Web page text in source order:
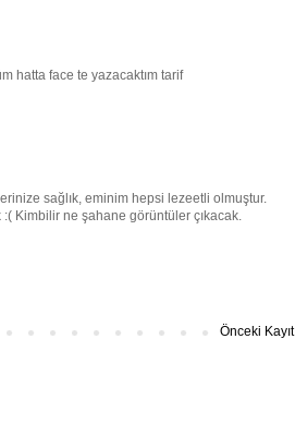
hatta face te yazacaktım tarif
sağlık, eminim hepsi lezeetli olmuştur.
Kimbilir ne şahane görüntüler çıkacak.
Önceki Kayıt